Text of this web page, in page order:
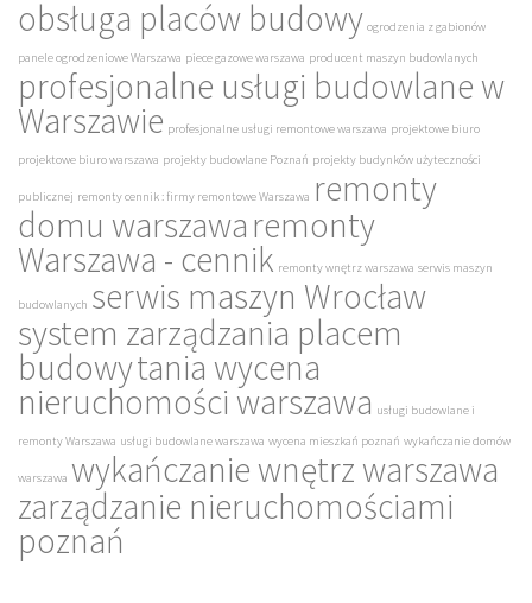
obsługa placów budowy ogrodzenia z gabionów
panele ogrodzeniowe Warszawa piece gazowe warszawa producent maszyn budowlanych
profesjonalne usługi budowlane w
Warszawie profesjonalne usługi remontowe warszawa projektowe biuro
projektowe biuro warszawa projekty budowlane Poznań projekty budynków użyteczności
publicznej remonty cennik : firmy remontowe Warszawa remonty
domu warszawaremonty
Warszawa - cennik remonty wnętrz warszawa serwis maszyn
budowlanych serwis maszyn Wrocław
system zarządzania placem
budowytania wycena
nieruchomości warszawa usługi budowlane i
remonty Warszawa usługi budowlane warszawa wycena mieszkań poznań wykańczanie domów
warszawa wykańczanie wnętrz warszawa
zarządzanie nieruchomościami
poznań